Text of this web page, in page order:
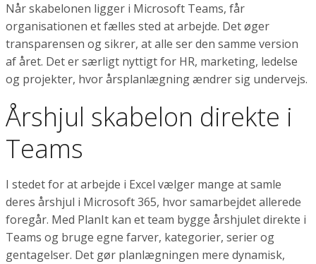
Når skabelonen ligger i Microsoft Teams, får
organisationen et fælles sted at arbejde. Det øger
transparensen og sikrer, at alle ser den samme version
af året. Det er særligt nyttigt for HR, marketing, ledelse
og projekter, hvor årsplanlægning ændrer sig undervejs.
Årshjul skabelon direkte i
Teams
I stedet for at arbejde i Excel vælger mange at samle
deres årshjul i Microsoft 365, hvor samarbejdet allerede
foregår. Med PlanIt kan et team bygge årshjulet direkte i
Teams og bruge egne farver, kategorier, serier og
gentagelser. Det gør planlægningen mere dynamisk,